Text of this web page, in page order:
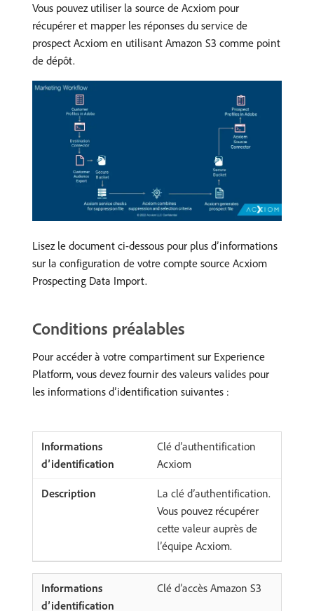
Vous pouvez utiliser la source de Acxiom pour
récupérer et mapper les réponses du service de
prospect Acxiom en utilisant Amazon S3 comme point
de dépôt.
Lisez le document ci-dessous pour plus d’informations
sur la configuration de votre compte source Acxiom
Prospecting Data Import.
Conditions préalables
Pour accéder à votre compartiment sur Experience
Platform, vous devez fournir des valeurs valides pour
les informations d’identification suivantes :
Clé d’authentification
Acxiom
La clé d’authentification.
Vous pouvez récupérer
cette valeur auprès de
l’équipe Acxiom.
Clé d’accès Amazon S3